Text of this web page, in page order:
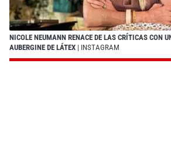
NICOLE NEUMANN RENACE DE LAS CRÍTICAS CON
AUBERGINE DE LÁTEX | INSTAGRAM